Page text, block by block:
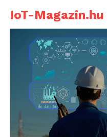
IoT-Magazin.hu